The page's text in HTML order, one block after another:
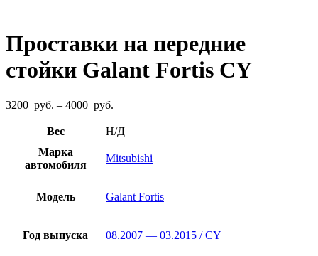
Проставки на передние
стойки Galant Fortis CY
3200 руб. – 4000 руб.
3200
–
Вес
Н/Д
Марка
автомобиля
Mitsubishi
Модель Galant Fortis
Год выпуска 08.2007 — 03.2015 / CY